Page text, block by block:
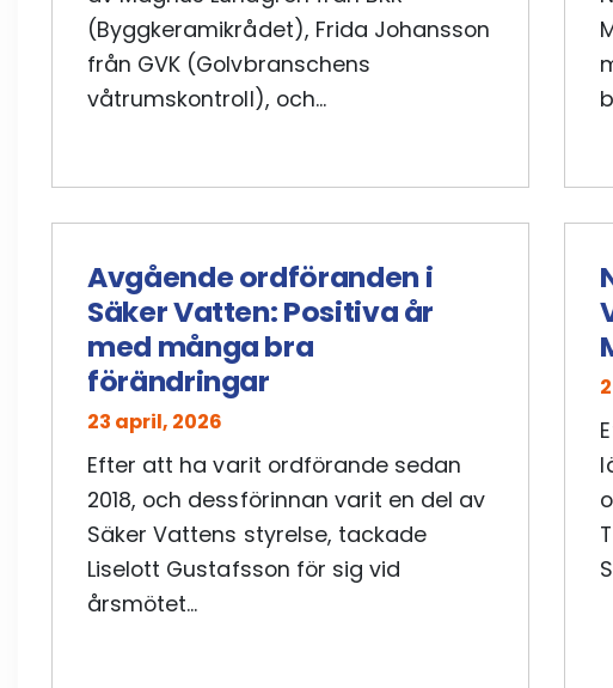
(Byggkeramikrådet), Frida Johansson
från GVK (Golvbranschens
våtrumskontroll), och...
23 april, 2026
Avgående ordföranden i
Säker Vatten: Positiva år
med många bra
förändringar
Efter att ha varit ordförande sedan
2018, och dessförinnan varit en del av
Säker Vattens styrelse, tackade
Liselott Gustafsson för sig vid
årsmötet...